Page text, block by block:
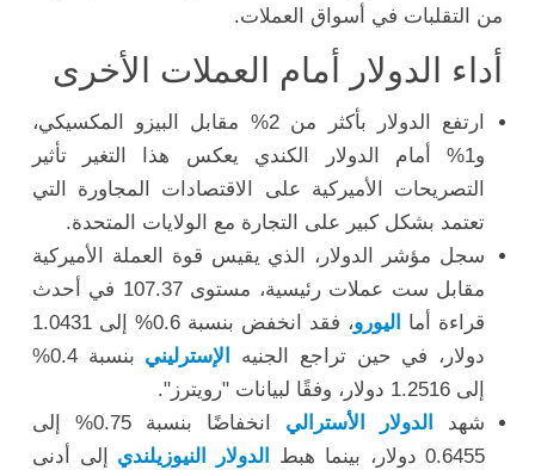
من التقلبات في أسواق العملات.
أداء الدولار أمام العملات الأخرى
ارتفع الدولار بأكثر من 2% مقابل البيزو المكسيكي،
و1% أمام الدولار الكندي يعكس هذا التغير تأثير
التصريحات الأميركية على الاقتصادات المجاورة التي
تعتمد بشكل كبير على التجارة مع الولايات المتحدة.
سجل مؤشر الدولار، الذي يقيس قوة العملة الأميركية
مقابل ست عملات رئيسية، مستوى 107.37 في أحدث
قراءة أما اليورو
، فقد انخفض بنسبة 0.6% إلى 1.0431
دولار، في حين تراجع الجنيه
الإسترليني
بنسبة 0.4%
إلى 1.2516 دولار، وفقًا لبيانات "رويترز".
شهد
الدولار الأسترالي
انخفاضًا بنسبة 0.75% إلى
0.6455 دولار، بينما هبط
الدولار النيوزيلندي إلى أدنى